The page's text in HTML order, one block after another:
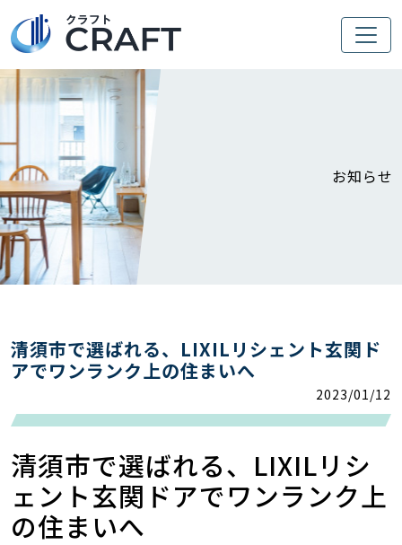
お知らせ
清須市で選ばれる、LIXILリシェント玄関ド
アでワンランク上の住まいへ
2023/01/12
清須市で選ばれる、LIXILリシ
ェント玄関ドアでワンランク上
の住まいへ